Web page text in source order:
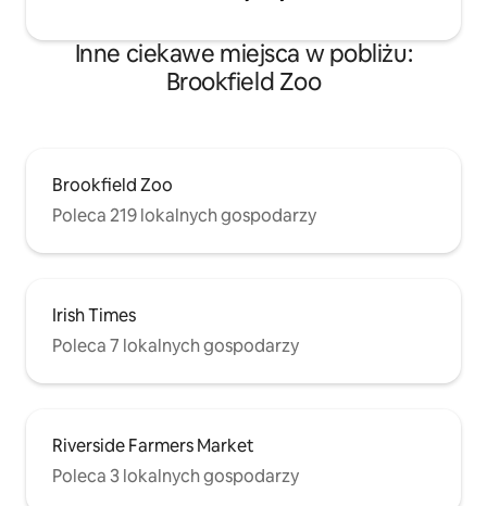
Inne ciekawe miejsca w pobliżu:
Brookfield Zoo
Brookfield Zoo
Poleca 219 lokalnych gospodarzy
Irish Times
Poleca 7 lokalnych gospodarzy
Riverside Farmers Market
Poleca 3 lokalnych gospodarzy